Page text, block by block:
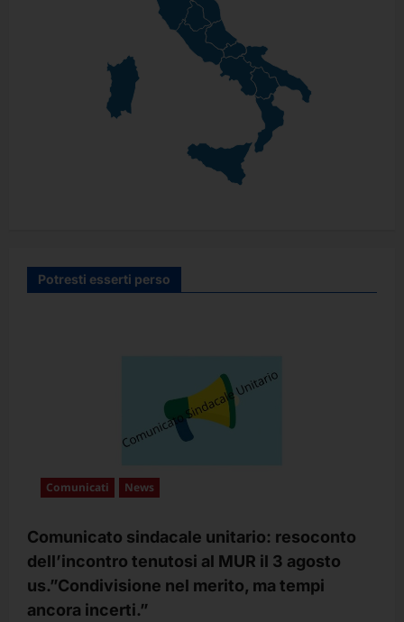
Potresti esserti perso
Comunicati News
Comunicato sindacale unitario: resoconto
dell’incontro tenutosi al MUR il 3 agosto
us.”Condivisione nel merito, ma tempi
ancora incerti.”